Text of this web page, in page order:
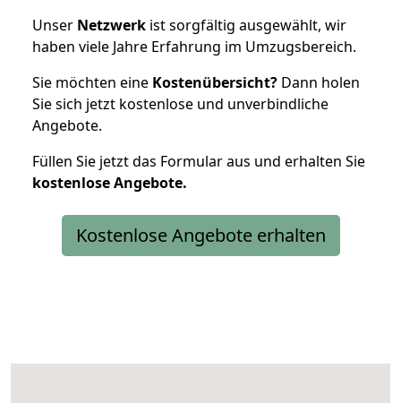
Unser Netzwerk ist sorgfältig ausgewählt, wir
haben viele Jahre Erfahrung im Umzugsbereich.
Sie möchten eine Kostenübersicht? Dann holen
Sie sich jetzt kostenlose und unverbindliche
Angebote.
Füllen Sie jetzt das Formular aus und erhalten Sie
kostenloseAngebote.
Kostenlose Angebote erhalten